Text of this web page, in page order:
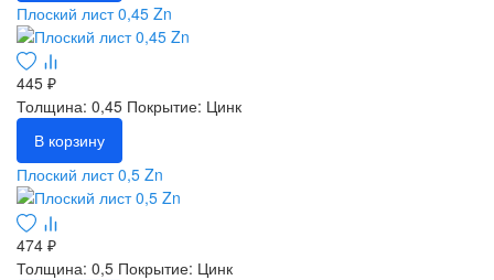
Плоский лист 0,45 Zn
445 ₽
Толщина: 0,45 Покрытие: Цинк
В корзину
Плоский лист 0,5 Zn
474 ₽
Толщина: 0,5 Покрытие: Цинк